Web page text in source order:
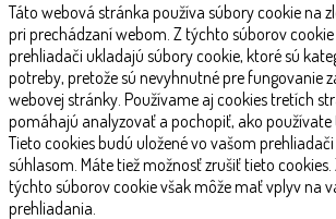
Táto webová stránka používa súbory cookie na
pri prechádzaní webom. Z týchto súborov
prehliadači ukladajú súbory cookie, ktoré sú
potreby, pretože sú nevyhnutné pre fungovanie
webovej stránky. Používame aj cookies tretích
pomáhajú analyzovať a pochopiť, ako
Tieto cookies budú uložené vo vašom
súhlasom. Máte tiež možnosť zrušiť tieto
týchto súborov cookie však môže mať vplyv na
prehliadania.